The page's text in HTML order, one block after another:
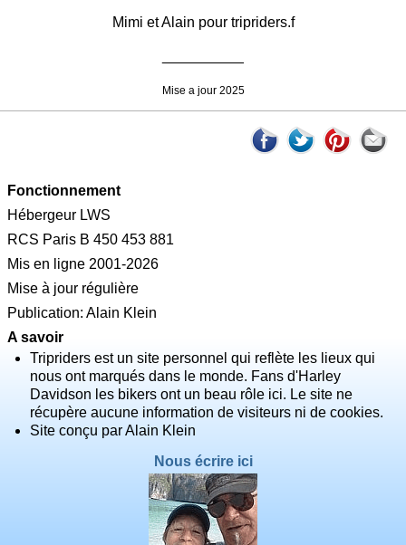
Mimi et Alain pour tripriders.f
Mise a jour 2025
Fonctionnement
Hébergeur LWS
RCS Paris B 450 453 881
Mis en ligne 2001-2026
Mise à jour régulière
Publication: Alain Klein
A savoir
Tripriders est un site personnel qui reflète les lieux qui
nous ont marqués dans le monde. Fans d'Harley
Davidson les bikers ont un beau rôle ici. Le site ne
récupère aucune information de visiteurs ni de cookies.
Site conçu par Alain Klein
Nous écrire ici